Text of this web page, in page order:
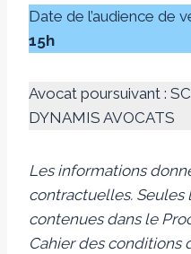
Date de l’audience de
15h
Avocat poursuivant :
DYNAMIS AVOCATS
Les informations
contractuelles. Seules
contenues dans le
Cahier des conditions